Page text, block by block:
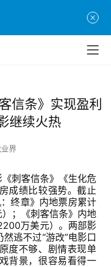
信条》实现盈利
继续火热
界
刺客信条》《生化危
成绩比较强势。截止
终章》内地票房累计
；《刺客信条》内地
万美元）。两部影
逃不过“游改”电影口
度不够、剧情表现单
背景，很容易看得一